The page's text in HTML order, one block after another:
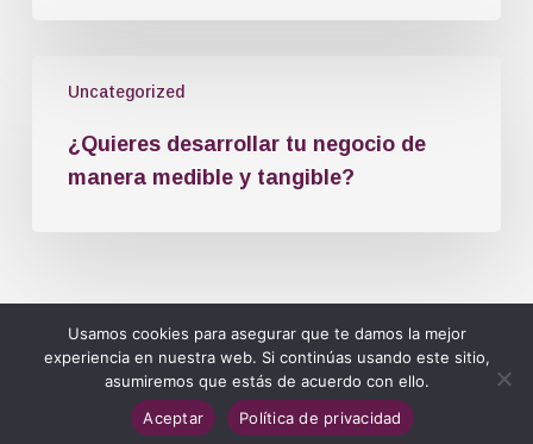
Uncategorized
¿Quieres desarrollar tu negocio de
manera medible y tangible?
Usamos cookies para asegurar que te damos la mejor
experiencia en nuestra web. Si continúas usando este sitio,
asumiremos que estás de acuerdo con ello.
Aceptar
Política de privacidad